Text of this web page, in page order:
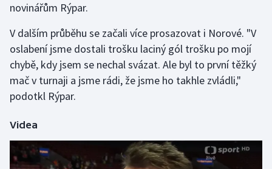
Krasobruslení
Lezení
Lyže a snowboard
Moderní pětiboj
Olympijské hry
novinářům Rýpar.
V dalším průběhu se začali více prosazovat i Norové. "V
oslabení jsme dostali trošku laciný gól trošku po mojí
chybě, kdy jsem se nechal svázat. Ale byl to první těžký
mač v turnaji a jsme rádi, že jsme ho takhle zvládli,"
podotkl Rýpar.
Videa